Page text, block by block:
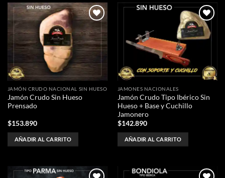
Añadir
a la
lista de
deseos
JAMÓN CRUDO NACIONAL SIN HUESO
Jamón Crudo Sin Hueso
Prensado
$153.890
AÑADIR AL CARRITO
Añadir
a la
lista de
JAMONES NACIONALES
Jamón Crudo Tipo Ibérico Sin
Hueso + Base y Cuchillo
Jamonero
$142.890
AÑADIR AL CARRITO